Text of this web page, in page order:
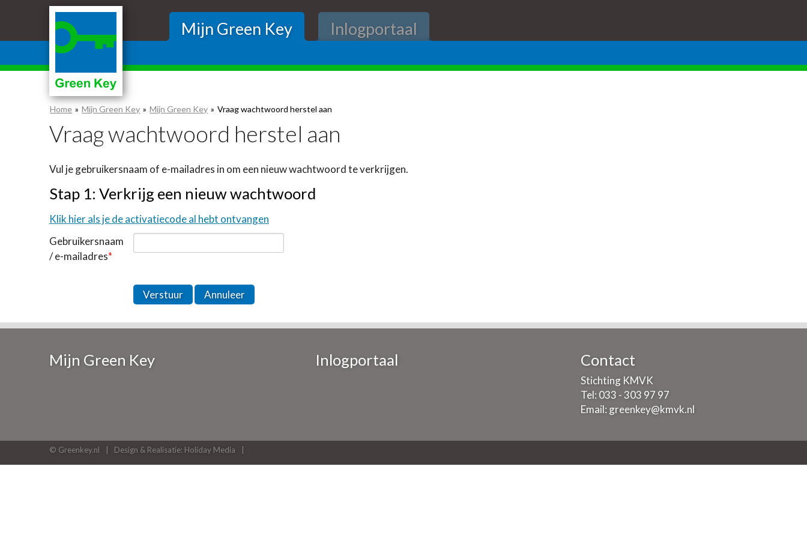
the
content
Jump
navigation
Mijn Green Key Inlogportaal
Home Mijn Green Key Mijn Green Key Vraag wachtwoord herstel aan
Vraag wachtwoord herstel aan
Vul je gebruikersnaam of e-mailadres in om een nieuw wachtwoord te verkrijgen.
Stap 1: Verkrijg een nieuw wachtwoord
Klik hier als je de activatiecode al hebt ontvangen
Gebruikersnaam
/ e-mailadres*
Verstuur Annuleer
Mijn Green Key Inlogportaal Contact
Stichting KMVK
Tel: 033 - 303 97 97
Email: greenkey@kmvk.nl
© Greenkey.nl Design & Realisatie: Holiday Media